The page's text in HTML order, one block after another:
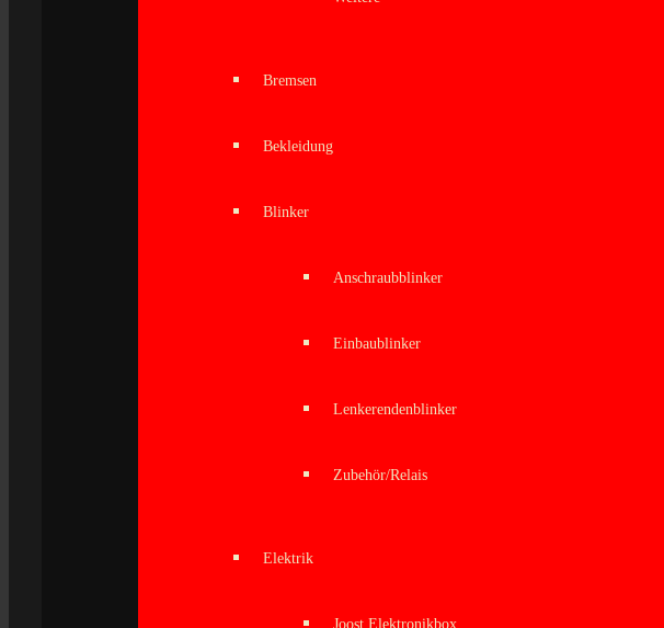
Bremsen
Bekleidung
Blinker
Anschraubblinker
Einbaublinker
Lenkerendenblinker
Zubehör/Relais
Elektrik
Joost Elektronikbox